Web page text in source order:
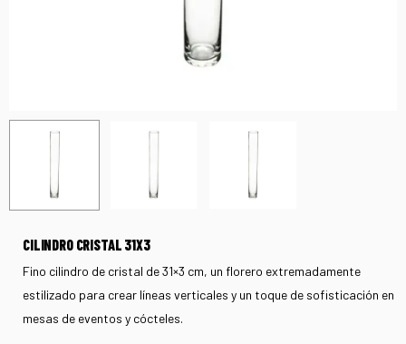
CILINDRO CRISTAL 31X3
Fino cilindro de cristal de 31×3 cm, un florero extremadamente
estilizado para crear líneas verticales y un toque de sofisticación en
mesas de eventos y cócteles.